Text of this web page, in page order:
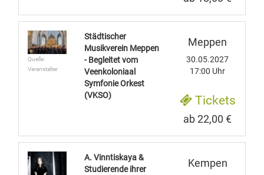
Quelle:
Veranstalter
Städtischer
Musikverein Meppen
- Begleitet vom
Veenkoloniaal
Symfonie Orkest
(VKSO)
Meppen
30.05.2027
17:00 Uhr
Tickets
ab 22,00 €
A. Vinntiskaya &
Studierende ihrer
Kempen